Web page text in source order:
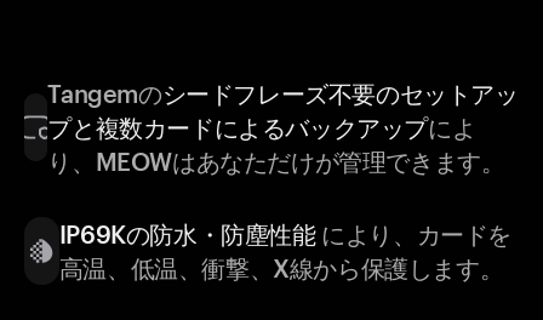
Tangemのシードフレーズ不要のセットアッ
プと複数カードによるバックアップによ
り、MEOWはあなただけが管理できます。
IP69Kの防水・防塵性能により、カードを
高温、低温、衝撃、X線から保護します。